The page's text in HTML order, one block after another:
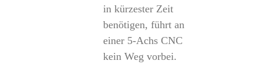
in kürzester Zeit
benötigen, führt an
einer 5-Achs CNC
kein Weg vorbei.